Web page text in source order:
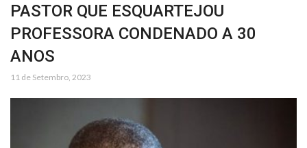
PASTOR QUE ESQUARTEJOU
PROFESSORA CONDENADO A 30
ANOS
11 de Setembro, 2023